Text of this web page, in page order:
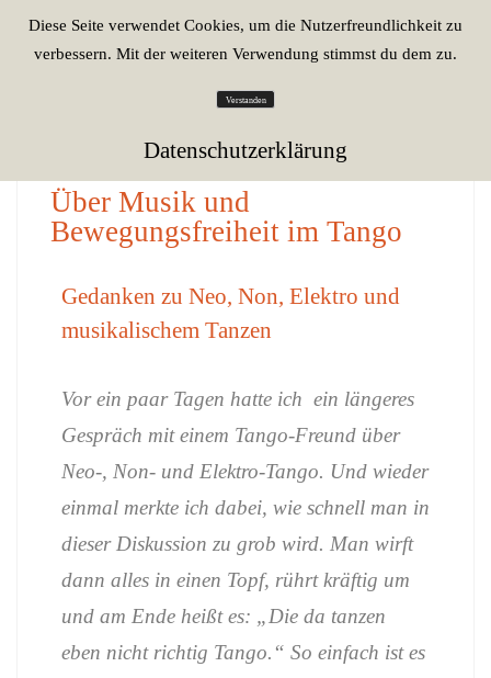
ALLGEMEIN
18. Juni 2026
Über Musik und
Bewegungsfreiheit im Tango
Gedanken zu Neo, Non, Elektro und
musikalischem Tanzen
Vor ein paar Tagen hatte ich ein längeres
Gespräch mit einem Tango-Freund über
Neo-, Non- und Elektro-Tango. Und wieder
einmal merkte ich dabei, wie schnell man in
dieser Diskussion zu grob wird. Man wirft
dann alles in einen Topf, rührt kräftig um
und am Ende heißt es: „Die da tanzen
eben nicht richtig Tango.“ So einfach ist es
Diese Seite verwendet Cookies, um die Nutzerfreundlichkeit zu
verbessern. Mit der weiteren Verwendung stimmst du dem zu.
Verstanden
Datenschutzerklärung